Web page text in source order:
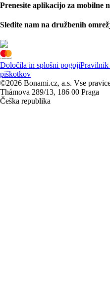
Prenesite aplikacijo za mobilne
Sledite nam na družbenih
Določila in splošni pogojiPravilnik
piškotkov
©2026 Bonami.cz, a.s. Vse
Thámova 289/13, 186 00 Praga
Češka republika